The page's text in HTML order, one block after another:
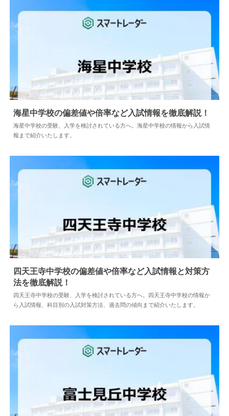
中学情報
海星中学校の偏差値や倍率など入試情報を徹底解説！
海星中学校の受験、入学を検討されている方へ。海星中学校の情報から入試情
報まで紹介いたします。
中学情報 2024.04.02
四天王寺中学校の偏差値や倍率など入試情報と対策方
法を徹底解説！
四天王寺中学校の受験、入学を検討されている方へ。四天王寺中学校の情報か
ら入試情報、科目別の入試対策方法、過去問の傾向まで紹介いたします。